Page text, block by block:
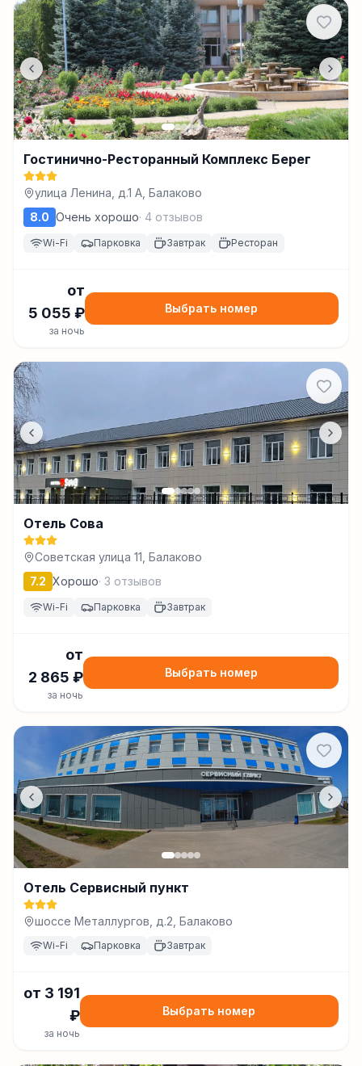
Гостинично-Ресторанный Комплекс Берег
улица Ленина, д.1 А, Балаково
8.0 Очень хорошо· 4 отзывов
Wi-Fi Парковка Завтрак Ресторан
от
5 055 ₽
за ночь
Выбрать номер
Отель Сова
Советская улица 11, Балаково
7.2 Хорошо· 3 отзывов
Wi-Fi Парковка Завтрак
от
2 865 ₽
за ночь
Выбрать номер
Отель Сервисный пункт
шоссе Металлургов, д.2, Балаково
Wi-Fi Парковка Завтрак
от 3 191
₽
за ночь
Выбрать номер